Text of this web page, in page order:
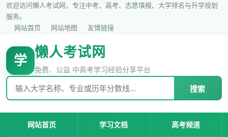
欢迎访问懒人考试网，专注中考、高考、志愿填报、大学排名与升学规划
服务。
网站首页
网站地图 友情链接
学
懒人考试网
免费、公益 中高考学习经验分享平台
搜索
网站首页 学习文档 高考频道